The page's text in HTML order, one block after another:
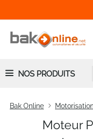
NOS PRODUITS
Bak Online
Moteur